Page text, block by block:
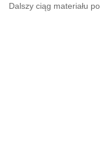
Dalszy ciąg materiału